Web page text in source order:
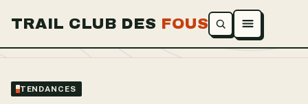
TRAIL CLUB DES FOUS Ouvrir le menu
TENDANCES